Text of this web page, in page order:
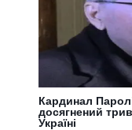
Кардинал
досягнений
Україні